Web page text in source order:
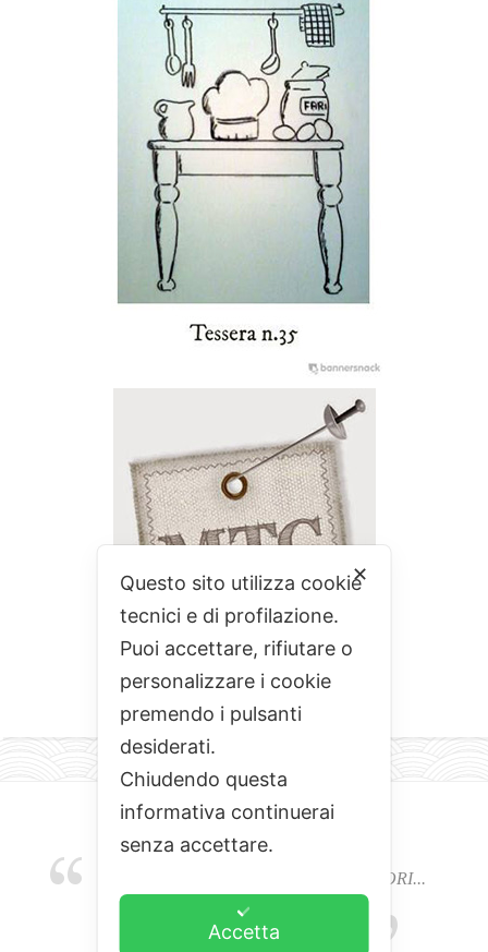
EMOZIONI, COLORI, ODORI E SAPORI...
L'ALCHIMIA DEL BUON CIBO
✕
Questo sito utilizza cookie
tecnici e di profilazione.
Puoi accettare, rifiutare o
personalizzare i cookie
premendo i pulsanti
desiderati.
Chiudendo questa
informativa continuerai
senza accettare.
Accetta